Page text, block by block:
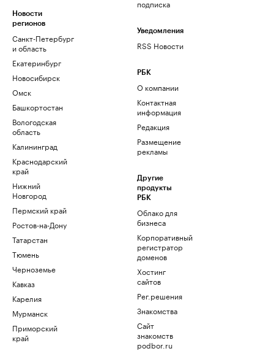
Новости
регионов
Санкт-Петербург
и область
Екатеринбург
Новосибирск
Омск
Башкортостан
Вологодская
область
Калининград
Краснодарский
край
Нижний
Новгород
Пермский край
Ростов-на-Дону
Татарстан
Тюмень
Черноземье
Кавказ
Карелия
Мурманск
Приморский
край
подписка
Уведомления
RSS Новости
РБК
О компании
Контактная
информация
Редакция
Размещение
рекламы
Другие
продукты
РБК
Облако для
бизнеса
Корпоративный
регистратор
доменов
Хостинг
сайтов
Рег.решения
Знакомства
Сайт
знакомств
podbor.ru